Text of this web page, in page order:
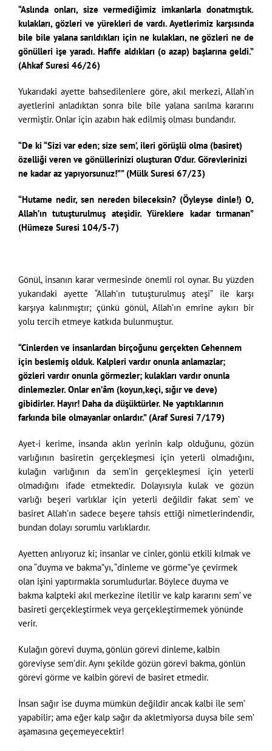
“Aslında onları, size vermediğimiz imkanlarla donatmıştık.
kulakları, gözleri ve yürekleri de vardı. Ayetlerimiz karşısında
bile bile yalana sarıldıkları için ne kulakları, ne gözleri ne de
gönülleri işe yaradı. Hafife aldıkları (o azap) başlarına geldi.”
(Ahkaf Suresi 46/26)
Yukarıdaki ayette bahsedilenlere göre, akıl merkezi, Allah’ın
ayetlerini anladıktan sonra bile bile yalana sarılma kararını
vermiştir. Onlar için azabın hak edilmiş olması bundandır.
“De ki “Sizi var eden; size sem’, ileri görüşlü olma (basiret)
özelliği veren ve gönüllerinizi oluşturan O’dur. Görevlerinizi
ne kadar az yapıyorsunuz!”” (Mülk Suresi 67/23)
“Hutame nedir, sen nereden bileceksin? (Öyleyse dinle!) O,
Allah’ın tutuşturulmuş ateşidir. Yüreklere kadar tırmanan”
(Hümeze Suresi 104/5-7)
Gönül, insanın karar vermesinde önemli rol oynar. Bu yüzden
yukarıdaki ayette “Allah’ın tutuşturulmuş ateşi” ile karşı
karşıya kalınmıştır; çünkü gönül, Allah’ın emrine aykırı bir
yolu tercih etmeye katkıda bulunmuştur.
“Cinlerden ve insanlardan birçoğunu gerçekten Cehennem
için beslemiş olduk. Kalpleri vardır onunla anlamazlar;
gözleri vardır onunla görmezler; kulakları vardır onunla
dinlemezler. Onlar en’âm (koyun,keçi, sığır ve deve)
gibidirler. Hayır! Daha da düşüktürler. Ne yaptıklarının
farkında bile olmayanlar onlardır.” (Araf Suresi 7/179)
Ayet-i kerime, insanda aklın yerinin kalp olduğunu, gözün
varlığının basiretin gerçekleşmesi için yeterli olmadığını,
kulağın varlığının da sem’in gerçekleşmesi için yeterli
olmadığını ifade etmektedir. Dolayısıyla kulak ve gözün
varlığı beşeri varlıklar için yeterli değildir fakat sem’ ve
basiret Allah’ın sadece beşere tahsis ettiği nimetlerindendir,
bundan dolayı sorumlu varlıklardır.
Ayetten anlıyoruz ki; insanlar ve cinler, gönlü etkili kılmak ve
ona “duyma ve bakma”yı, “dinleme ve görme”ye çevirmek
olan işini yaptırmakla sorumludurlar. Böylece duyma ve
bakma kalpteki akıl merkezine iletilir ve kalp kararını sem’ ve
basireti gerçekleştirmek veya gerçekleştirmemek yönünde
verir.
Kulağın görevi duyma, gönlün görevi dinleme, kalbin
göreviyse sem’dir. Aynı şekilde gözün görevi bakma, gönlün
görevi görme ve kalbin görevi de basiret etmedir.
İnsan sağır ise duyma mümkün değildir ancak kalbi ile sem’
yapabilir; ama eğer kalp sağır da akletmiyorsa duysa bile sem’
aşamasına geçemeyecektir!